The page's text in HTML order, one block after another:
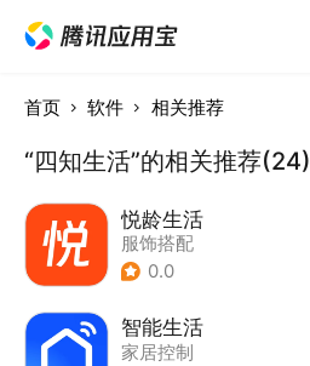
首页 软件 相关推荐
“四知生活”的相关推荐(24)
悦龄生活
服饰搭配
0.0
智能生活
家居控制